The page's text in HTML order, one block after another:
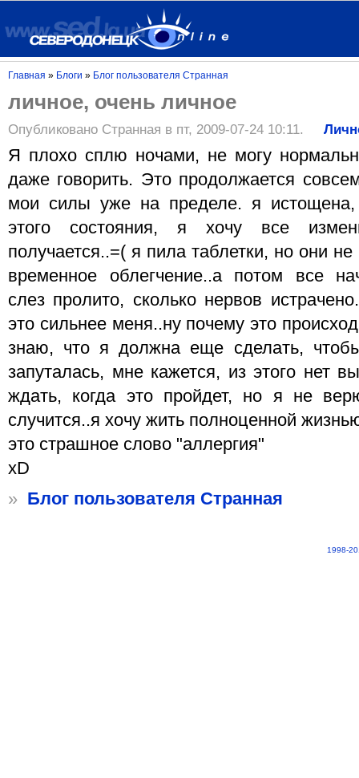
Главная » Блоги » Блог пользователя Странная
личное, очень личное
Опубликовано Странная в пт, 2009-07-24 10:11.
Я плохо сплю ночами, не могу
даже говорить. Это продолжается
мои силы уже на пределе. я истощена,
этого состояния, я хочу все
получается..=( я пила таблетки, но они
временное облегчение..а потом все
слез пролито, сколько нервов
это сильнее меня..ну почему это
знаю, что я должна еще сделать,
запуталась, мне кажется, из этого нет
ждать, когда это пройдет, но я не
случится..я хочу жить полноценной
это страшное слово "аллергия"
хD
» Блог пользователя Странная
1998-